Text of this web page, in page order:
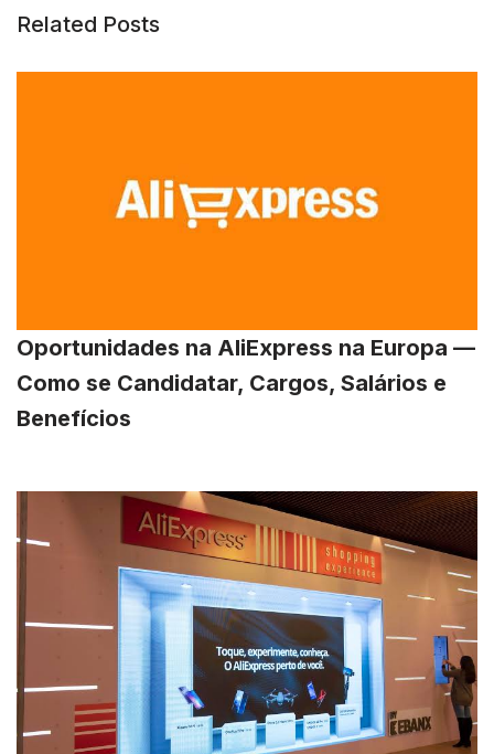
Related Posts
Oportunidades na AliExpress na Europa —
Como se Candidatar, Cargos, Salários e
Benefícios